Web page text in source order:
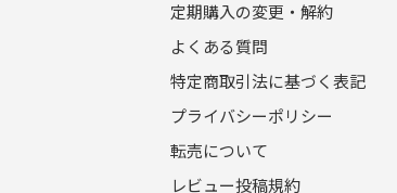
定期購入の変更・解約
よくある質問
特定商取引法に基づく表記
プライバシーポリシー
転売について
レビュー投稿規約